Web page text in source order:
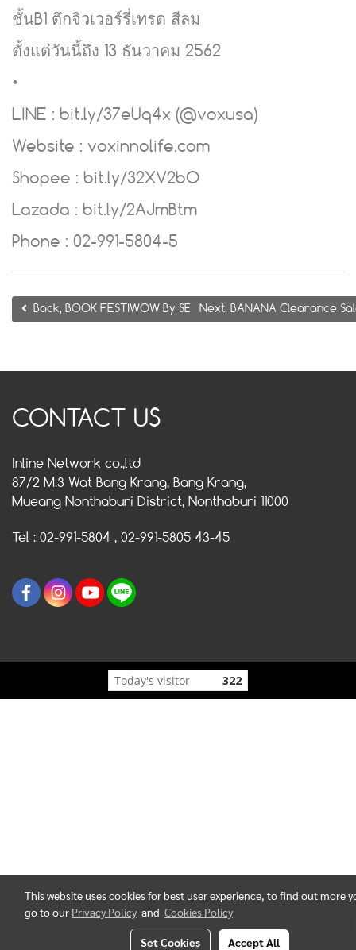
ชั้นB1 ตึกจิวเวอร์รี่เทรด สีลม
ตั้งแต่วันนี้ถึง 13 ธันวาคม 2562
•
LINE : bit.ly/37eUq4x (@voxusa)
Website : voxinnolife.com
Shopee : bit.ly/32XV2bO
Lazada : bit.ly/2AJmBtm
Phone : 02-991-5804-5
Back, BOOK FESTIWOW By SE-ED เทศกาลงานบุ๊ค เซ็นทรัลพลา
Next, BANANA Clearance
CONTACT US
Inline Network co.,ltd
87/2 M.3 Wat Bang Krang, Bang Krang,
Mueang Nonthaburi District, Nonthaburi 11000
Tel : 02-991-5804 , 02-991-5805 43-45
Today's visitor 322
This website uses cookies for best user experience, to find out more
go to our Privacy Policy and Cookies Policy
Set Cookies Accept All